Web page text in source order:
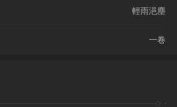
輕雨浥塵
一卷